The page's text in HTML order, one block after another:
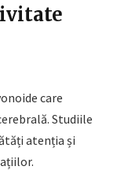
care
Studiile
atenția și